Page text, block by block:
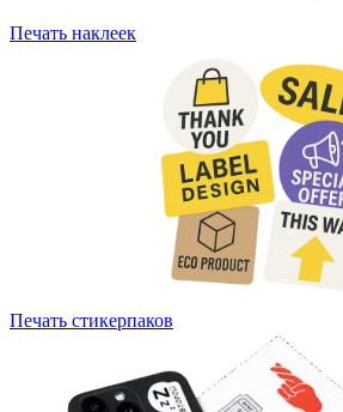
Печать наклеек
Печать стикерпаков